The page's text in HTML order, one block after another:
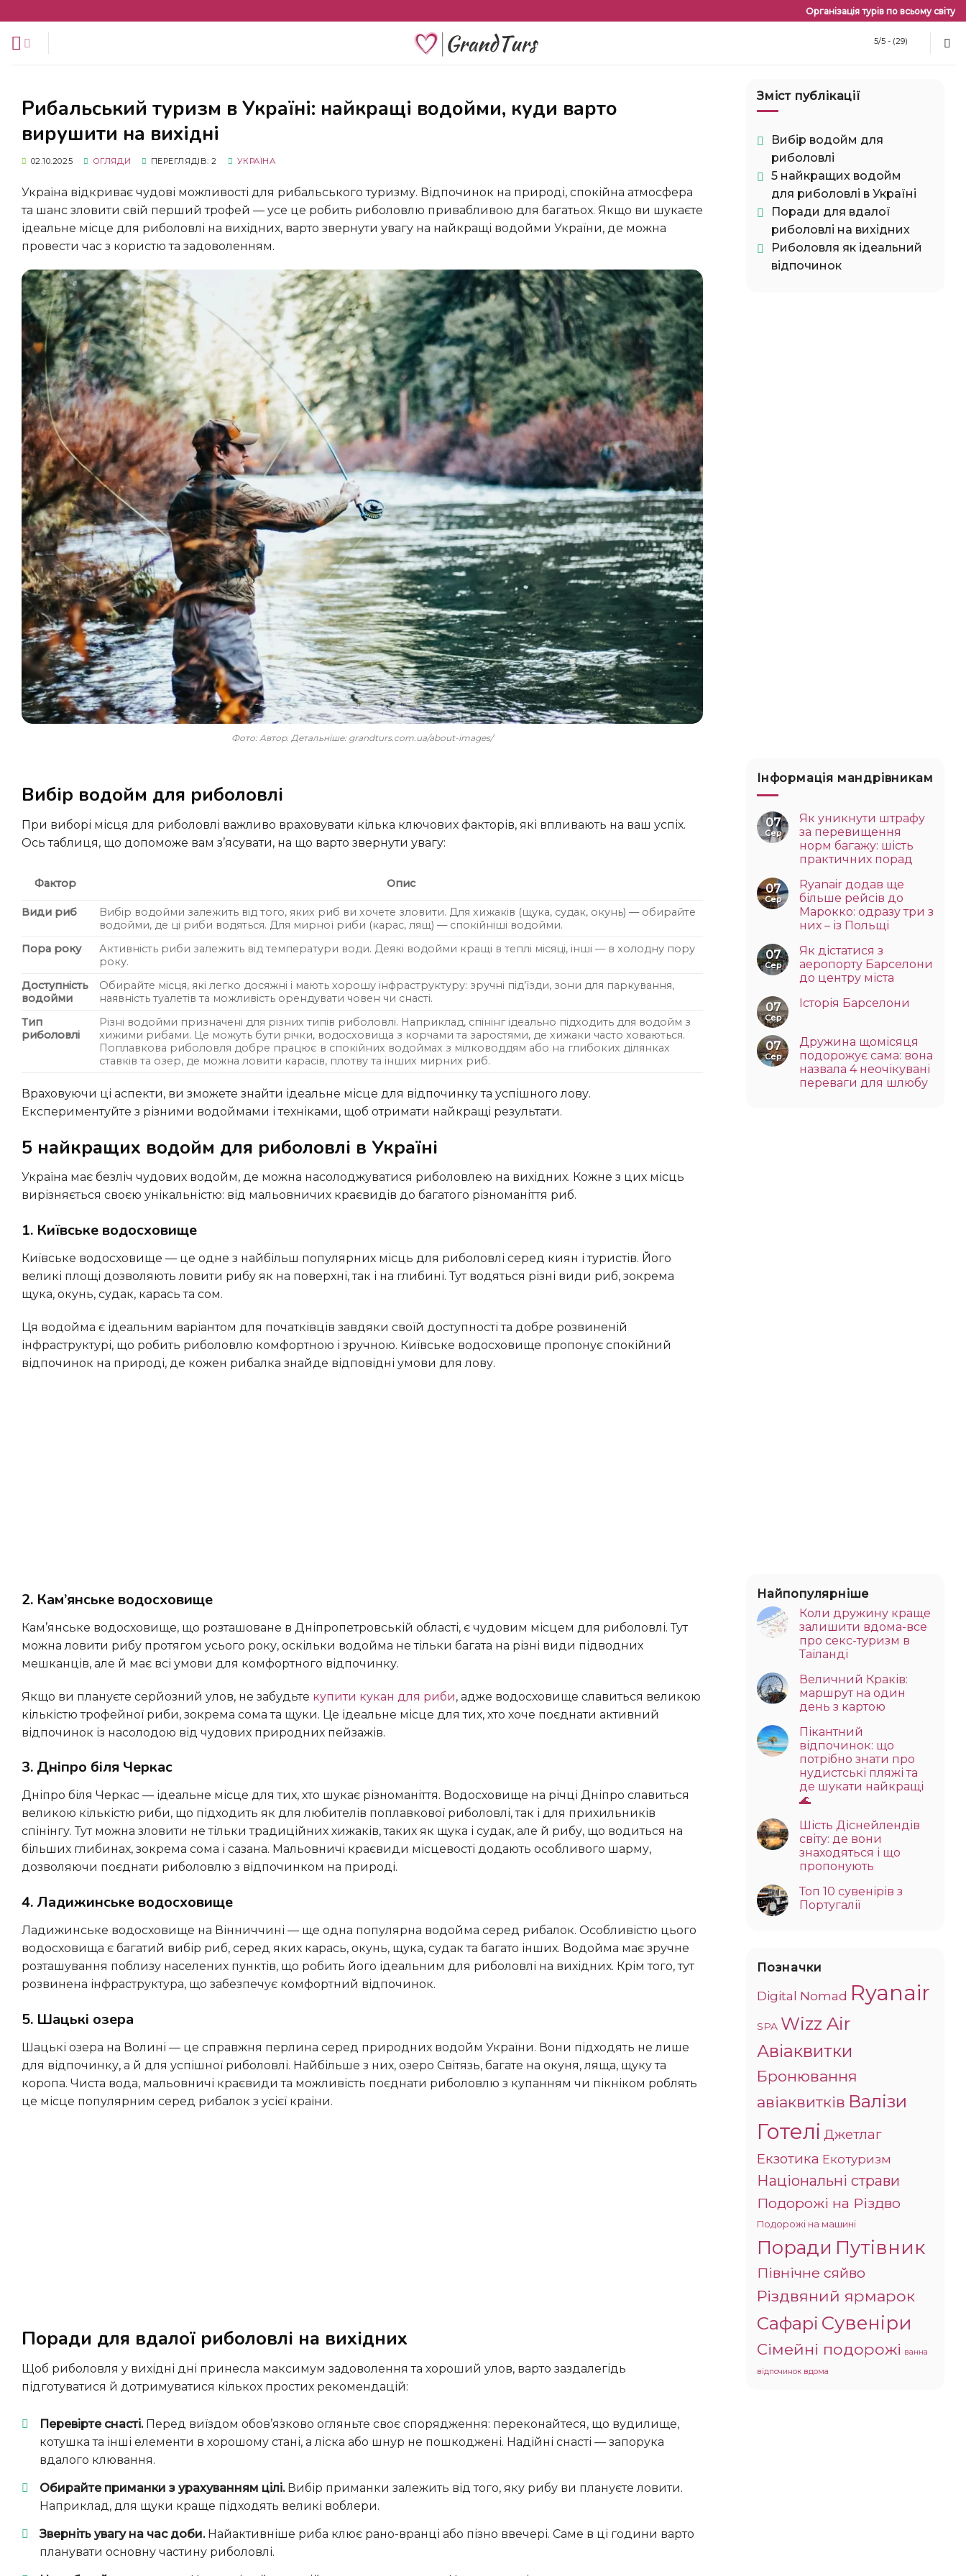
змісту
Організація турів по всьому світу
5/5 - (29)
Рибальський туризм в Україні: найкращі водойми, куди варто
вирушити на вихідні
02.10.2025 ОГЛЯДИ ПЕРЕГЛЯДІВ: 2 УКРАЇНА
Україна відкриває чудові можливості для рибальського туризму. Відпочинок на природі, спокійна атмосфера
та шанс зловити свій перший трофей — усе це робить риболовлю привабливою для багатьох. Якщо ви шукаєте
ідеальне місце для риболовлі на вихідних, варто звернути увагу на найкращі водойми України, де можна
провести час з користю та задоволенням.
Фото: Автор. Детальніше: grandturs.com.ua/about-images/
Вибір водойм для риболовлі
При виборі місця для риболовлі важливо враховувати кілька ключових факторів, які впливають на ваш успіх.
Ось таблиця, що допоможе вам з’ясувати, на що варто звернути увагу:
Фактор Опис
Види риб
Вибір водойми залежить від того, яких риб ви хочете зловити. Для хижаків (щука, судак, окунь) — обирайте
водойми, де ці риби водяться. Для мирної риби (карас, лящ) — спокійніші водойми.
Пора року
Активність риби залежить від температури води. Деякі водойми кращі в теплі місяці, інші — в холодну пору
року.
Доступність
водойми
Обирайте місця, які легко досяжні і мають хорошу інфраструктуру: зручні під’їзди, зони для паркування,
наявність туалетів та можливість орендувати човен чи снасті.
Тип
риболовлі
Різні водойми призначені для різних типів риболовлі. Наприклад, спінінг ідеально підходить для водойм з
хижими рибами. Це можуть бути річки, водосховища з корчами та заростями, де хижаки часто ховаються.
Поплавкова риболовля добре працює в спокійних водоймах з мілководдям або на глибоких ділянках
ставків та озер, де можна ловити карасів, плотву та інших мирних риб.
Враховуючи ці аспекти, ви зможете знайти ідеальне місце для відпочинку та успішного лову.
Експериментуйте з різними водоймами і техніками, щоб отримати найкращі результати.
5 найкращих водойм для риболовлі в Україні
Україна має безліч чудових водойм, де можна насолоджуватися риболовлею на вихідних. Кожне з цих місць
вирізняється своєю унікальністю: від мальовничих краєвидів до багатого різноманіття риб.
1. Київське водосховище
Київське водосховище — це одне з найбільш популярних місць для риболовлі серед киян і туристів. Його
великі площі дозволяють ловити рибу як на поверхні, так і на глибині. Тут водяться різні види риб, зокрема
щука, окунь, судак, карась та сом.
Ця водойма є ідеальним варіантом для початківців завдяки своїй доступності та добре розвиненій
інфраструктурі, що робить риболовлю комфортною і зручною. Київське водосховище пропонує спокійний
відпочинок на природі, де кожен рибалка знайде відповідні умови для лову.
2. Кам’янське водосховище
Кам’янське водосховище, що розташоване в Дніпропетровській області, є чудовим місцем для риболовлі. Тут
можна ловити рибу протягом усього року, оскільки водойма не тільки багата на різні види підводних
мешканців, але й має всі умови для комфортного відпочинку.
Якщо ви плануєте серйозний улов, не забудьте купити кукан для риби, адже водосховище славиться великою
кількістю трофейної риби, зокрема сома та щуки. Це ідеальне місце для тих, хто хоче поєднати активний
відпочинок із насолодою від чудових природних пейзажів.
3. Дніпро біля Черкас
Дніпро біля Черкас — ідеальне місце для тих, хто шукає різноманіття. Водосховище на річці Дніпро славиться
великою кількістю риби, що підходить як для любителів поплавкової риболовлі, так і для прихильників
спінінгу. Тут можна зловити не тільки традиційних хижаків, таких як щука і судак, але й рибу, що водиться на
більших глибинах, зокрема сома і сазана. Мальовничі краєвиди місцевості додають особливого шарму,
дозволяючи поєднати риболовлю з відпочинком на природі.
4. Ладижинське водосховище
Ладижинське водосховище на Вінниччині — ще одна популярна водойма серед рибалок. Особливістю цього
водосховища є багатий вибір риб, серед яких карась, окунь, щука, судак та багато інших. Водойма має зручне
розташування поблизу населених пунктів, що робить його ідеальним для риболовлі на вихідних. Крім того, тут
розвинена інфраструктура, що забезпечує комфортний відпочинок.
5. Шацькі озера
Шацькі озера на Волині — це справжня перлина серед природних водойм України. Вони підходять не лише
для відпочинку, а й для успішної риболовлі. Найбільше з них, озеро Світязь, багате на окуня, ляща, щуку та
коропа. Чиста вода, мальовничі краєвиди та можливість поєднати риболовлю з купанням чи пікніком роблять
це місце популярним серед рибалок з усієї країни.
Поради для вдалої риболовлі на вихідних
Щоб риболовля у вихідні дні принесла максимум задоволення та хороший улов, варто заздалегідь
підготуватися й дотримуватися кількох простих рекомендацій:
Перевірте снасті. Перед виїздом обов’язково огляньте своє спорядження: переконайтеся, що вудилище,
котушка та інші елементи в хорошому стані, а ліска або шнур не пошкоджені. Надійні снасті — запорука
вдалого клювання.
Обирайте приманки з урахуванням цілі. Вибір приманки залежить від того, яку рибу ви плануєте ловити.
Наприклад, для щуки краще підходять великі воблери.
Зверніть увагу на час доби. Найактивніше риба клює рано-вранці або пізно ввечері. Саме в ці години варто
планувати основну частину риболовлі.
Зміст публікації
Вибір водойм для
риболовлі
5 найкращих водойм
для риболовлі в Україні
Поради для вдалої
риболовлі на вихідних
Риболовля як ідеальний
відпочинок
Інформація мандрівникам
07
Сер
Як уникнути штрафу
за перевищення
норм багажу: шість
практичних порад
07
Сер
Ryanair додав ще
більше рейсів до
Марокко: одразу три з
них – із Польщі
07
Сер
Як дістатися з
аеропорту Барселони
до центру міста
07
Сер
Історія Барселони
07
Сер
Дружина щомісяця
подорожує сама: вона
назвала 4 неочікувані
переваги для шлюбу
Найпопулярніше
Коли дружину краще
залишити вдома-все
про секс-туризм в
Таїланді
Величний Краків:
маршрут на один
день з картою
Пікантний
відпочинок: що
потрібно знати про
нудистські пляжі та
де шукати найкращі
🌊
Шість Діснейлендів
світу: де вони
знаходяться і що
пропонують
Топ 10 сувенірів з
Португалії
Позначки
Digital Nomad Ryanair
SPA Wizz Air
Авіаквитки
Бронювання
авіаквитків Валізи
Готелі Джетлаг
Екзотика Екотуризм
Національні страви
Подорожі на Різдво
Подорожі на машині
Поради Путівник
Північне сяйво
Різдвяний ярмарок
Сафарі Сувеніри
Сімейні подорожі ванна
відпочинок вдома